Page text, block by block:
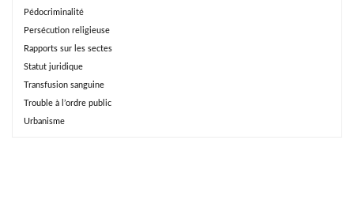
Pédocriminalité
Persécution religieuse
Rapports sur les sectes
Statut juridique
Transfusion sanguine
Trouble à l’ordre public
Urbanisme